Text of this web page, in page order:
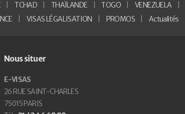
TCHAD THAÏLANDE TOGO VENEZUELA
VISAS LÉGALISATION PROMOS Actualités
Nous situer
E-VISAS
26 RUE SAINT-CHARLES
75015 PARIS